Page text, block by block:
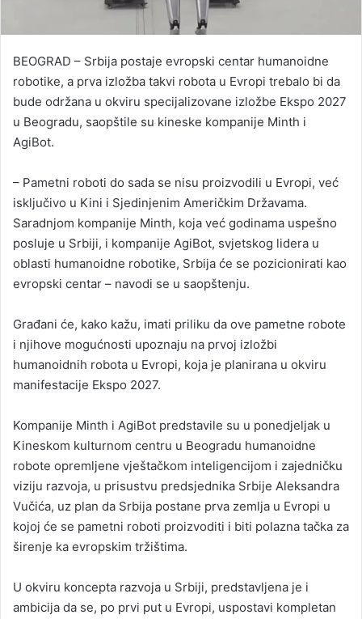
BEOGRAD – Srbija postaje evropski centar humanoidne
robotike, a prva izložba takvi robota u Evropi trebalo bi da
bude održana u okviru specijalizovane izložbe Ekspo 2027
u Beogradu, saopštile su kineske kompanije Minth i
AgiBot.
– Pametni roboti do sada se nisu proizvodili u Evropi, već
isključivo u Kini i Sjedinjenim Američkim Državama.
Saradnjom kompanije Minth, koja već godinama uspešno
posluje u Srbiji, i kompanije AgiBot, svjetskog lidera u
oblasti humanoidne robotike, Srbija će se pozicionirati kao
evropski centar – navodi se u saopštenju.
Građani će, kako kažu, imati priliku da ove pametne robote
i njihove mogućnosti upoznaju na prvoj izložbi
humanoidnih robota u Evropi, koja je planirana u okviru
manifestacije Ekspo 2027.
Kompanije Minth i AgiBot predstavile su u ponedjeljak u
Kineskom kulturnom centru u Beogradu humanoidne
robote opremljene vještačkom inteligencijom i zajedničku
viziju razvoja, u prisustvu predsjednika Srbije Aleksandra
Vučića, uz plan da Srbija postane prva zemlja u Evropi u
kojoj će se pametni roboti proizvoditi i biti polazna tačka za
širenje ka evropskim tržištima.
U okviru koncepta razvoja u Srbiji, predstavljena je i
ambicija da se, po prvi put u Evropi, uspostavi kompletan